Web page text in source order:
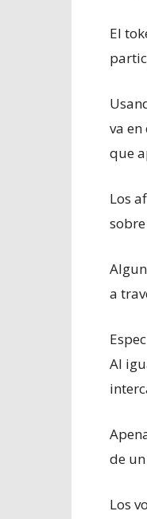
El
va
que
Los
a
Al
de
Los